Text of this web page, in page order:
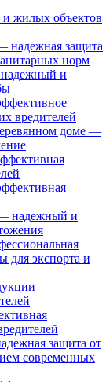
жилых объектов
надежная защита
норм
и
вредителей
доме —
надежный и
для экспорта и
—
защита от
современных